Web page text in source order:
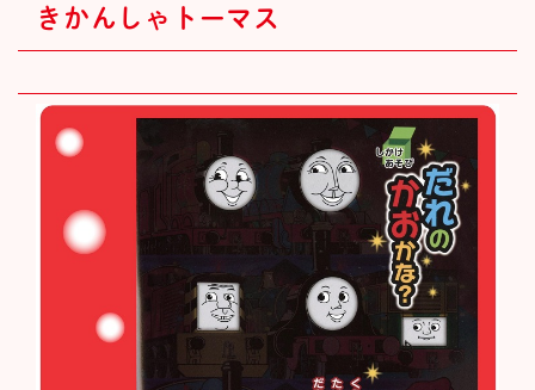
きかんしゃトーマス